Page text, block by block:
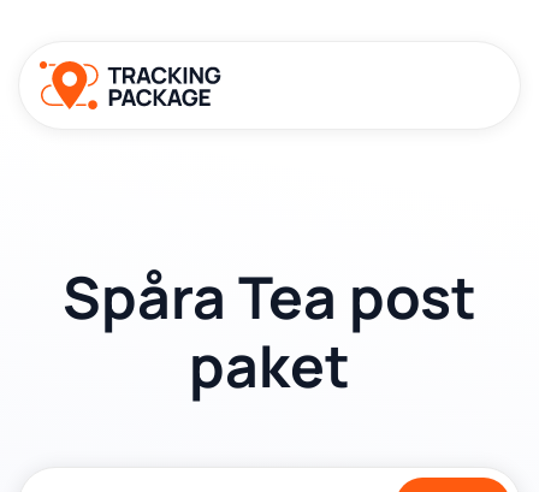
Spåra Tea post
paket